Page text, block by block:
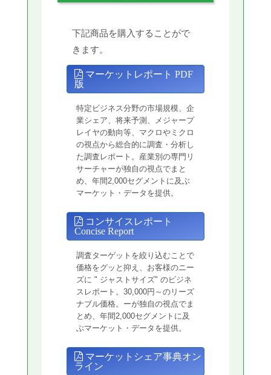
下記商品を購入することがで
きます。
マーケットレポート PDF
版
特定ビジネス分野の市場規模、企
業シェア、将来予測、メジャープ
レイヤの動向等、マクロやミクロ
の視点から総合的に調査・分析し
た調査レポート。産業別の専門リ
サーチャーが独自の視点でまと
め、年間2,000セグメントに及ぶ
マーケット・データを提供。
コンサイスレポート
Concise Report
調査ターゲットを絞り込むことで
価格をグッと抑え、お客様のニー
ズに " ジャストサイズ" のビジネ
スレポート。30,000円～のリーズ
ナブル価格。ーが独自の視点でま
とめ、年間2,000セグメントに及
ぶマーケット・データを提供。
マーケットシェア事典オン
ライン